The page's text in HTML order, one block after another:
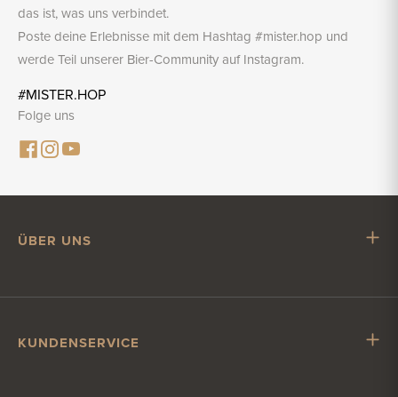
das ist, was uns verbindet.
Poste deine Erlebnisse mit dem Hashtag #mister.hop und
werde Teil unserer Bier-Community auf Instagram.
#MISTER.HOP
Folge uns
ÜBER UNS
Stellenangebote
KUNDENSERVICE